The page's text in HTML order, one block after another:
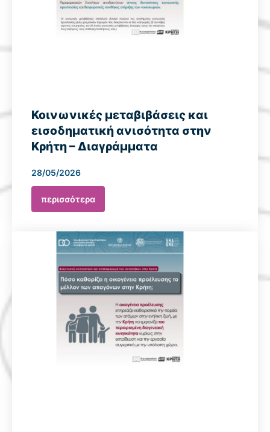
Κοινωνικές μεταβιβάσεις και
εισοδηματική ανισότητα στην
Κρήτη – Διαγράμματα
28/05/2026
περισσότερα